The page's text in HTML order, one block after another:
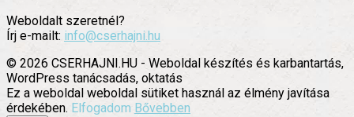
Weboldalt szeretnél?
Írj e-mailt: info@cserhajni.hu
© 2026 CSERHAJNI.HU - Weboldal készítés és karbantartás,
WordPress tanácsadás, oktatás
Ez a weboldal weboldal sütiket használ az élmény javítása
érdekében. Elfogadom Bővebben